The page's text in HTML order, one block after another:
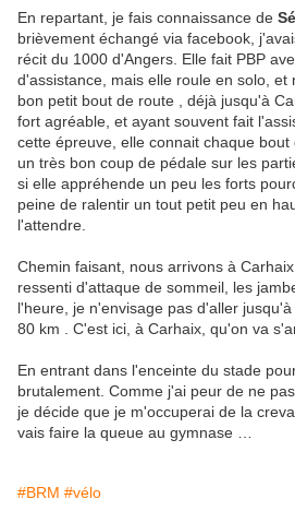
En repartant, je fais connaissance de
brièvement échangé via facebook,
récit du 1000 d'Angers. Elle fait PBP
d'assistance, mais elle roule en solo, et
bon petit bout de route , déjà jusqu'à
fort agréable, et ayant souvent fait
cette épreuve, elle connait chaque
un très bon coup de pédale sur les
si elle appréhende un peu les forts
peine de ralentir un tout petit peu en
l'attendre.
Chemin faisant, nous arrivons à
ressenti d'attaque de sommeil, les
l'heure, je n'envisage pas d'aller
80 km . C'est ici, à Carhaix, qu'on va
En entrant dans l'enceinte du stade
brutalement. Comme j'ai peur de ne
je décide que je m'occuperai de la
vais faire la queue au gymnase …
#BRM #vélo